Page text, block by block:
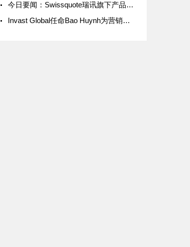
今日要闻：Swissquote瑞讯旗下产品Yuh推出碎股交易功能；ASIC取消Future Asset Management International的AFS牌照；GO Markets推出新经纪商品
Invast Global任命Bao Huynh为营销部门总监